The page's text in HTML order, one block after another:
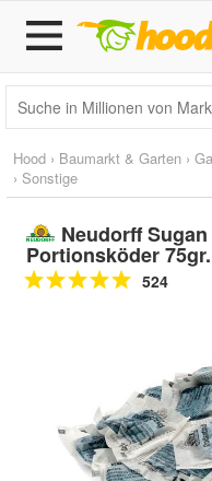
Hood › Baumarkt & Garten ›
› Sonstige
Neudorff
Portionsköder
524